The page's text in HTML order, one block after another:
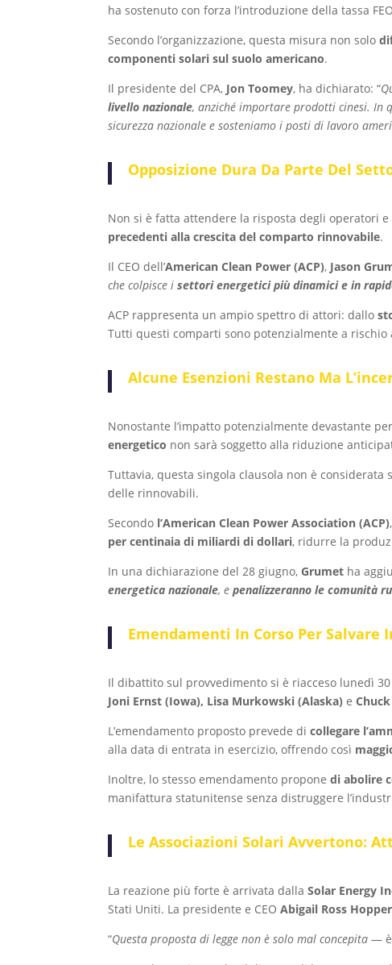
ha sostenuto con forza l’introduzione della tassa
Secondo l’organizzazione, questa misura non solo
componenti solari sul suolo americano.
Il presidente del CPA, Jon Toomey, ha dichiarato: “
livello nazionale, anziché importare prodotti cinesi. In
sicurezza nazionale e sosteniamo i posti di lavoro
Opposizione Dura Da Parte Del
Non si è fatta attendere la risposta degli operatori
precedenti alla crescita del comparto rinnovabile.
Il CEO dell’American Clean Power (ACP), Jason
che colpisce isettori energetici più dinamici e in
ACP rappresenta un ampio spettro di attori: dallo
Tutti questi comparti sono potenzialmente a rischio
Alcune Esenzioni Restano Ma
Nonostante l’impatto potenzialmente devastante
energetico non sarà soggetto alla riduzione
Tuttavia, questa singola clausola non è considerata
delle rinnovabili.
Secondo l’American Clean Power Association (ACP)
per centinaia di miliardi di dollari, ridurre la
In una dichiarazione del 28 giugno,Grumet ha
energetica nazionale, epenalizzeranno le comunità
Emendamenti In Corso Per Salvare
Il dibattito sul provvedimento si è riacceso lunedì
Joni Ernst (Iowa), Lisa Murkowski (Alaska) e
L’emendamento proposto prevede dicollegare
alla data di entrata in esercizio, offrendo così
Inoltre, lo stesso emendamento proponedi abolire
manifattura statunitense senza distruggere
Le Associazioni Solari Avvertono:
La reazione più forte è arrivata dallaSolar Energy
Stati Uniti. La presidente e CEOAbigail Ross Hopper
“Questa proposta di legge non è solo mal concepita — è